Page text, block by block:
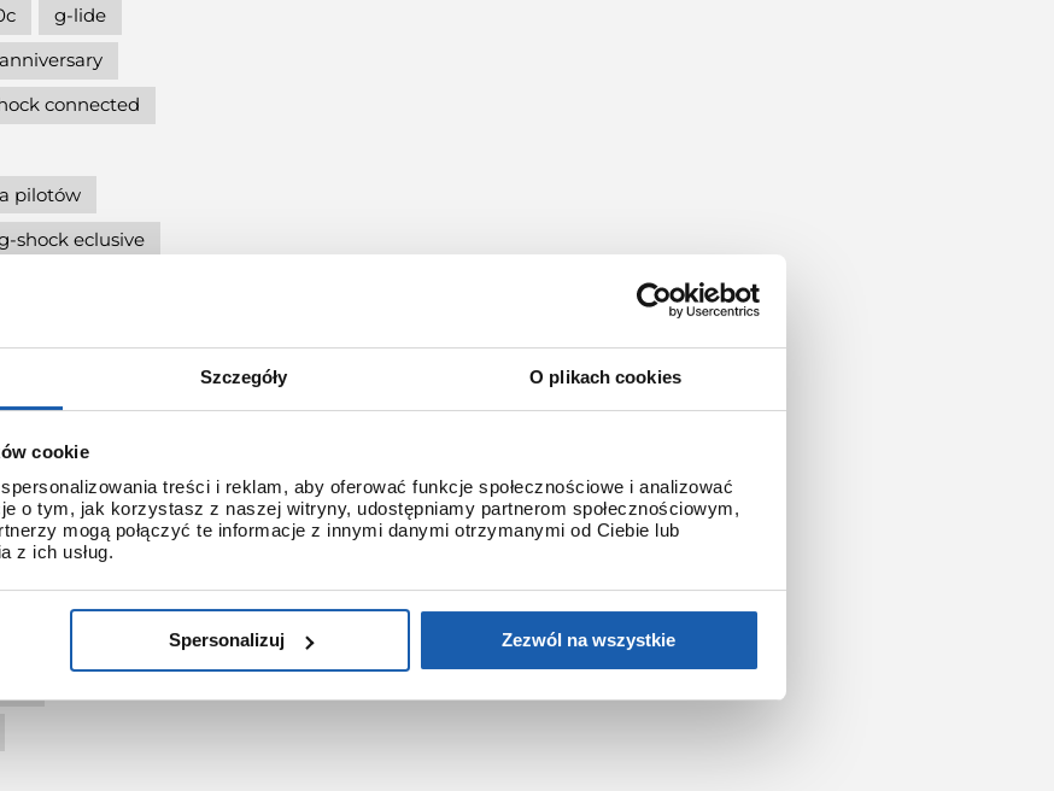
Szczegóły O plikach cookies
cookie
treści i reklam, aby oferować funkcje społecznościowe i analizować
o tym, jak korzystasz z naszej witryny, udostępniamy partnerom społecznościowym,
mogą połączyć te informacje z innymi danymi otrzymanymi od Ciebie lub
z ich usług.
Spersonalizuj Zezwól na wszystkie
g-lide
connected
pilotów
shock eclusive
g-shock mtg
pol"and"rock
protection
the origin